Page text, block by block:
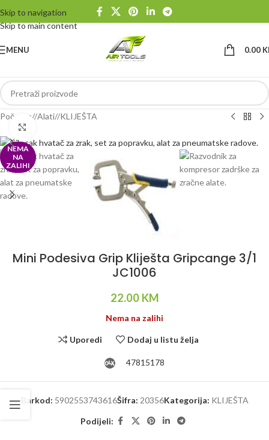
Skip to navigation
Skip to main content
MENU 0.00
Početna/ Alati/ KLIJEŠTA
NEMA
NA
ZALIHI
Mini Podesiva Grip Kliješta Gripcange 3/1
JC1006
22.00 KM
Nema na zalihi
Uporedi Dodaj u listu želja
47815178
Barkod: 5902553743616Šifra: 20356Kategorija: KLIJEŠTA
Podijeli: